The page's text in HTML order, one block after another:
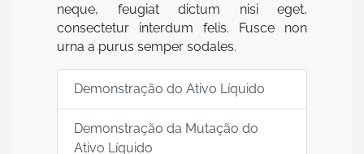
neque, feugiat dictum nisi eget,
consectetur interdum felis. Fusce non
urna a purus semper sodales.
Demonstração do Ativo Líquido
Demonstração da Mutação do
Ativo Líquido